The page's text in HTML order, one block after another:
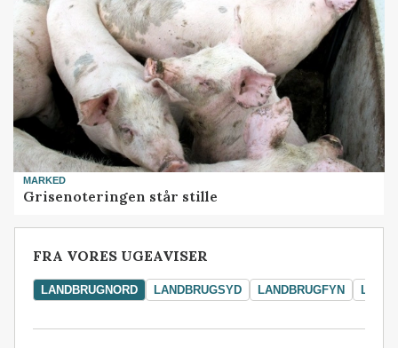
MARKED
Grisenoteringen står stille
FRA VORES UGEAVISER
LANDBRUGNORD LANDBRUGSYD LANDBRUGFYN